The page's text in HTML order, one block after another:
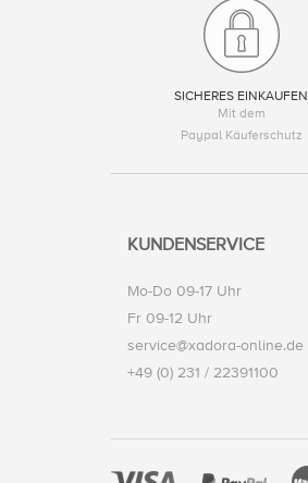
SICHERES EINKAUFEN
Mit dem
Paypal Käuferschutz
KUNDENSERVICE
Mo-Do 09-17 Uhr
Fr 09-12 Uhr
service@xadora-online.de
+49 (0) 231 / 22391100